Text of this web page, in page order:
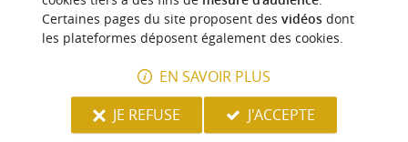
baigner, les eaux de la source salée de Salies ont
toujours étées une ...
souterraine à
s’agissait d’un ...
Certaines pages du site proposent des vidéosdont
les plateformes déposent également des cookies.
EN SAVOIR PLUS
JE REFUSE
J'ACCEPTE